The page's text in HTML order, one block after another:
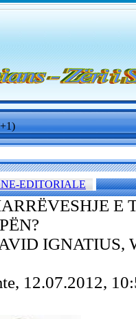
EDITORIALE
E
IGNATIUS,
12.07.2012,